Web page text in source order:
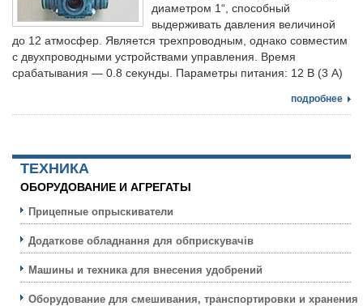
диаметром 1“, способный
выдерживать давления величиной
до 12 атмосфер. Является трехпроводным, однако совместим
с двухпроводными устройствами управления. Время
срабатывания — 0.8 секунды. Параметры питания: 12 В (3 А)
подробнее
ТЕХНИКА
ОБОРУДОВАНИЕ И АГРЕГАТЫ
Прицепные опрыскиватели
Додаткове обладнання для обприскувачів
Машины и техника для внесения удобрений
Оборудование для смешивания, транспортировки и хранения